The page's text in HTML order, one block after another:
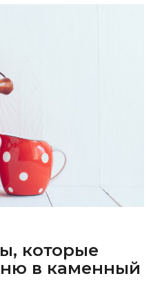
которые
в каменный